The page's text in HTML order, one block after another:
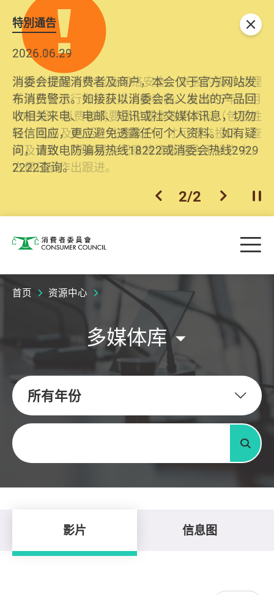
特別通告
2026.06.29
消委会提醒消费者及商户，本会仅于官方网站发
布消费警示。如接获以消委会名义发出的产品回
收相关来电、电邮、短讯或社交媒体讯息，切勿
轻信回应，更应避免透露任何个人资料。如有疑
问，请致电防骗易热线18222或消委会热线2929
2222查询。
2025.10.31
为提升使用者体验及网络安全，本会的投诉处理
系统已经进行升级及推出新功能。由2025年11月
10日起，消费者需要提供基本联络资料（包括姓
名、电邮及电话）注册帐户，才可提交投诉、查
询及建议。所有提交纪录将清晰整合于帐户中，
方便日后作出跟进。
上一个
2/2 下一个开
关闭
消费者委员会 目
首页 资源中心
多媒体库
所有年份
关键字
搜寻
影片 信息图